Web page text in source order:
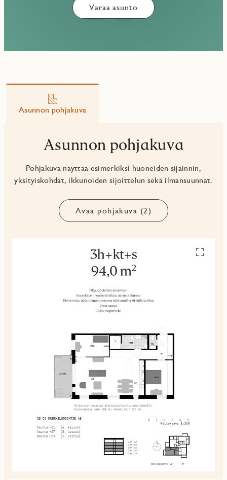
Varaa asunto
Asunnon pohjakuva
Asunnon pohjakuva
Pohjakuva näyttää esimerkiksi huoneiden sijainnin,
yksityiskohdat, ikkunoiden sijoittelun sekä ilmansuunnat.
Avaa pohjakuva (2)
Avaa